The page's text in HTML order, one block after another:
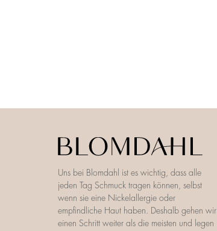
Uns bei Blomdahl ist es wichtig, dass alle
jeden Tag Schmuck tragen können, selbst
wenn sie eine Nickelallergie oder
empfindliche Haut haben. Deshalb gehen wir
einen Schritt weiter als die meisten und legen